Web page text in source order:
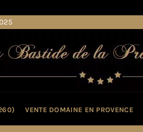
VENTE DOMAINE EN PROVENCE